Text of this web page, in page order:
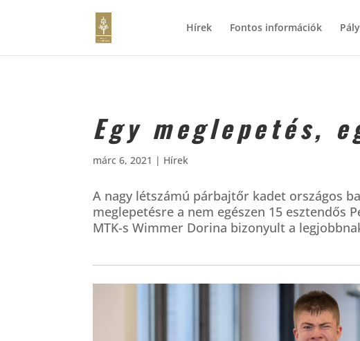
Hírek Fontos információk
Egy meglepetés,
márc 6, 2021 | Hírek
A nagy létszámú párbajtőr kadet országos
meglepetésre a nem egészen 15 esztendős
MTK-s Wimmer Dorina bizonyult a